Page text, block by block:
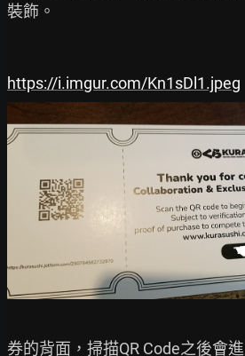
裝飾。
https://i.imgur.com/Kn1sDl1.jpeg
券的背面，掃描QR Code之後會